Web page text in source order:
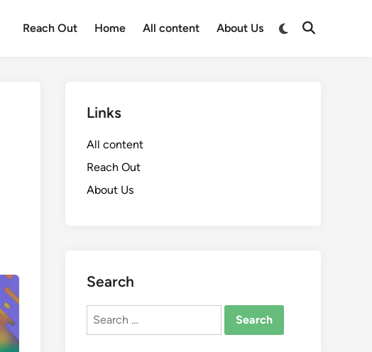
Reach Out Home All content About Us
Switch
Open
Links
All content
Reach Out
About Us
Search
Search